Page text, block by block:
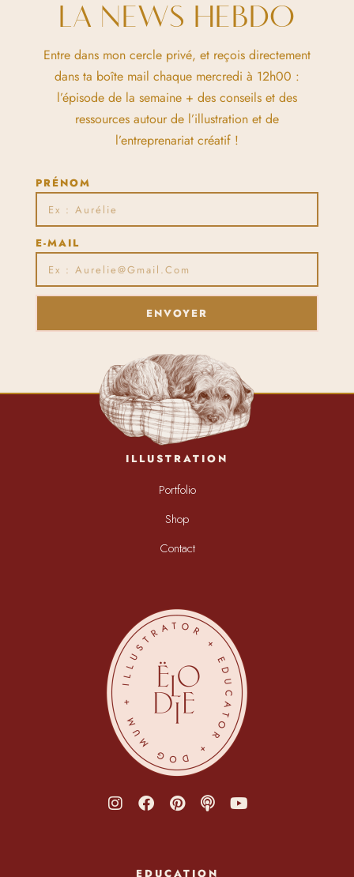
LA NEWS HEBDO
Entre dans mon cercle privé, et reçois directement
dans ta boîte mail chaque mercredi à 12h00 :
l’épisode de la semaine + des conseils et des
ressources autour de l’illustration et de
l’entreprenariat créatif !
PRÉNOM
E-MAIL
ENVOYER
ILLUSTRATION
Portfolio
Shop
Contact
EDUCATION